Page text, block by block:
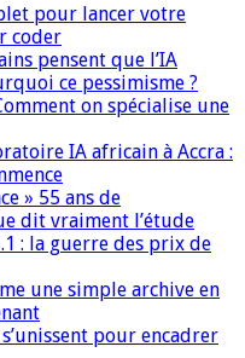
pour lancer votre
coder
pensent que l’IA
ce pessimisme ?
on spécialise une
IA africain à Accra :
» 55 ans de
dit vraiment l’étude
: la guerre des prix de
une simple archive en
pour encadrer